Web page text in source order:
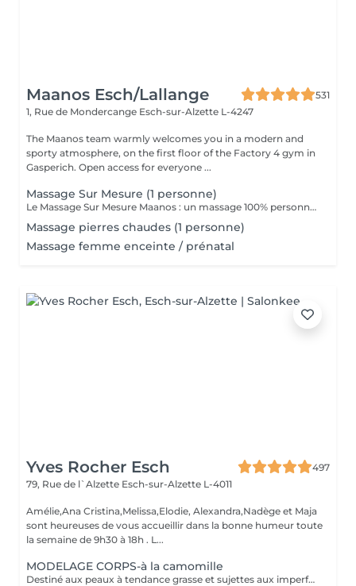
Maanos Esch/Lallange
531
1, Rue de Mondercange Esch-sur-Alzette L-4247
The Maanos team warmly welcomes you in a modern and
sporty atmosphere, on the first floor of the Factory 4 gym in
Gasperich. Open access for everyone ...
Massage Sur Mesure (1 personne)
Le Massage Sur Mesure Maanos : un massage 100% personnalisé en fonction de vos besoins et de vos envies !
Massage pierres chaudes (1 personne)
Massage femme enceinte / prénatal
Yves Rocher Esch
497
79, Rue de l`Alzette Esch-sur-Alzette L-4011
Amélie,Ana Cristina,Melissa,Elodie, Alexandra,Nadège et Maja
sont heureuses de vous accueillir dans la bonne humeur toute
la semaine de 9h30 à 18h . L...
MODELAGE CORPS-à la camomille
Destiné aux peaux à tendance grasse et sujettes aux imperfections, ce soin purifie votre dos. Les mains de notre experte nettoient minutieusement votre peau et procèdent à un gommage désincrustant. Votre dos est net et purifié en profondeur. Bénéfices : Votre dos est net et purifié en profondeur.